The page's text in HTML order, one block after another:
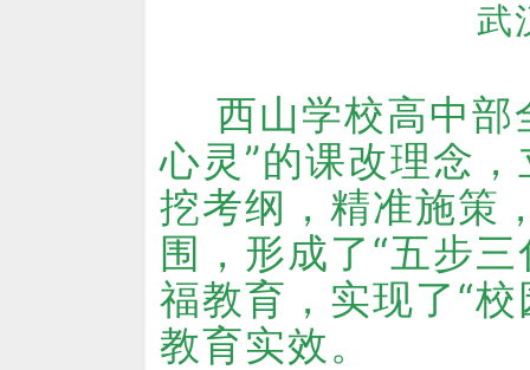
武
西山学校高中部
心灵”的课改理念
挖考纲，精准施策
围，形成了“五步
福教育，实现了“
教育实效。